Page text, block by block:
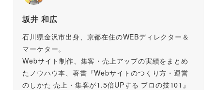
坂井 和広
石川県金沢市出身、京都在住のWEBディレクター＆
マーケター。
Webサイト制作、集客・売上アップの実績をまとめ
たノウハウ本、著書『Webサイトのつくり方・運営
のしかた 売上・集客が1.5倍UPする プロの技101』